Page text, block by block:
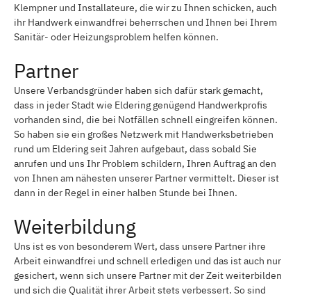
Klempner und Installateure, die wir zu Ihnen schicken, auch
ihr Handwerk einwandfrei beherrschen und Ihnen bei Ihrem
Sanitär- oder Heizungsproblem helfen können.
Partner
Unsere Verbandsgründer haben sich dafür stark gemacht,
dass in jeder Stadt wie Eldering genügend Handwerkprofis
vorhanden sind, die bei Notfällen schnell eingreifen können.
So haben sie ein großes Netzwerk mit Handwerksbetrieben
rund um Eldering seit Jahren aufgebaut, dass sobald Sie
anrufen und uns Ihr Problem schildern, Ihren Auftrag an den
von Ihnen am nähesten unserer Partner vermittelt. Dieser ist
dann in der Regel in einer halben Stunde bei Ihnen.
Weiterbildung
Uns ist es von besonderem Wert, dass unsere Partner ihre
Arbeit einwandfrei und schnell erledigen und das ist auch nur
gesichert, wenn sich unsere Partner mit der Zeit weiterbilden
und sich die Qualität ihrer Arbeit stets verbessert. So sind